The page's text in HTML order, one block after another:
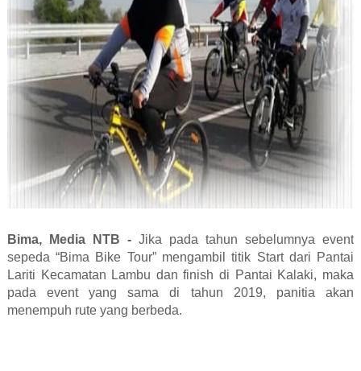
Bima, Media NTB -Jika pada tahun sebelumnya event
sepeda “Bima Bike Tour” mengambil titik Start dari Pantai
Lariti Kecamatan Lambu dan finish di Pantai Kalaki, maka
pada event yang sama di tahun 2019, panitia akan
menempuh rute yang berbeda.